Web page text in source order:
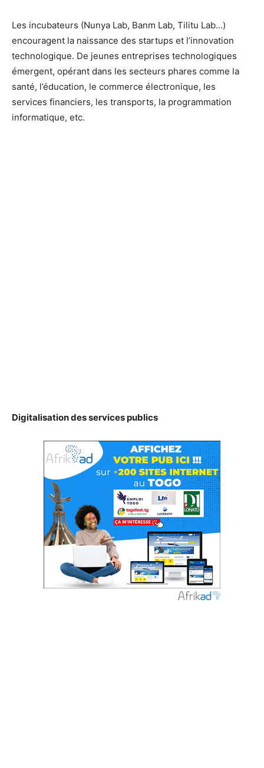
Les incubateurs (Nunya Lab, Banm Lab, Tilitu Lab…)
encouragent la naissance des startups et l’innovation
technologique. De jeunes entreprises technologiques
émergent, opérant dans les secteurs phares comme la
santé, l’éducation, le commerce électronique, les
services financiers, les transports, la programmation
informatique, etc.
Digitalisation des services publics